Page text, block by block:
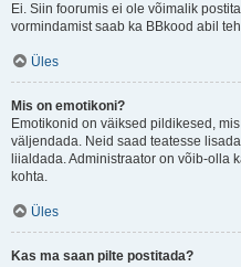
Ei. Siin foorumis ei ole võimalik
vormindamist saab ka BBkood abil
Üles
Mis on emotikoni?
Emotikonid on väiksed pildikesed,
väljendada. Neid saad teatesse
liialdada. Administraator on võib-olla
kohta.
Üles
Kas ma saan pilte postitada?